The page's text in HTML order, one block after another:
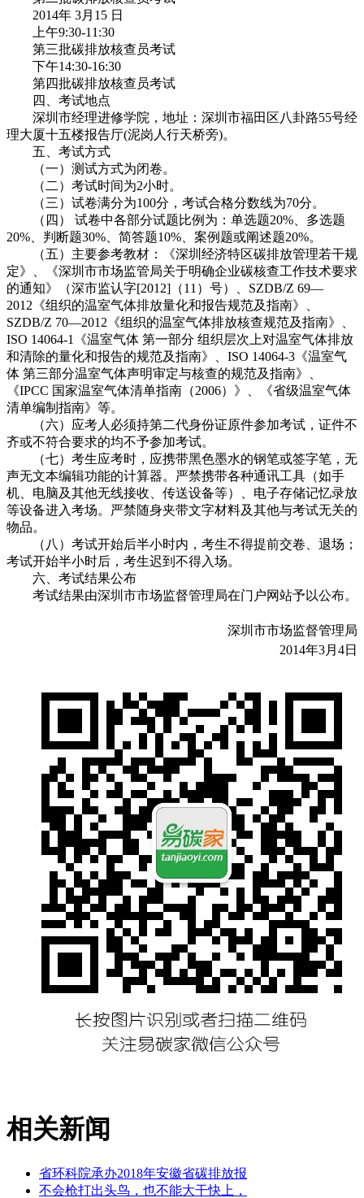
2014年 3月15 日
上午9:30-11:30
第三批碳排放核查员考试
下午14:30-16:30
第四批碳排放核查员考试
四、考试地点
深圳市经理进修学院，地址：深圳市福田区八卦路55号经
理大厦十五楼报告厅(泥岗人行天桥旁)。
五、考试方式
（一）测试方式为闭卷。
（二）考试时间为2小时。
（三）试卷满分为100分，考试合格分数线为70分。
（四） 试卷中各部分试题比例为：单选题20%、多选题
20%、判断题30%、简答题10%、案例题或阐述题20%。
（五）主要参考教材：《深圳经济特区碳排放管理若干规
定》、《深圳市市场监管局关于明确企业碳核查工作技术要求
的通知》（深市监认字[2012]（11）号）、SZDB/Z 69—
2012《组织的温室气体排放量化和报告规范及指南》、
SZDB/Z 70—2012《组织的温室气体排放核查规范及指南》、
ISO 14064-1《温室气体 第一部分 组织层次上对温室气体排放
和清除的量化和报告的规范及指南》、ISO 14064-3《温室气
体 第三部分温室气体声明审定与核查的规范及指南》、
《IPCC 国家温室气体清单指南（2006）》、《省级温室气体
清单编制指南》等。
（六）应考人必须持第二代身份证原件参加考试，证件不
齐或不符合要求的均不予参加考试。
（七）考生应考时，应携带黑色墨水的钢笔或签字笔，无
声无文本编辑功能的计算器。严禁携带各种通讯工具（如手
机、电脑及其他无线接收、传送设备等）、电子存储记忆录放
等设备进入考场。严禁随身夹带文字材料及其他与考试无关的
物品。
（八）考试开始后半小时内，考生不得提前交卷、退场；
考试开始半小时后，考生迟到不得入场。
六、考试结果公布
考试结果由深圳市市场监督管理局在门户网站予以公布。
深圳市市场监督管理局
2014年3月4日
相关新闻
省环科院承办2018年安徽省碳排放报
不会枪打出头鸟，也不能大干快上，